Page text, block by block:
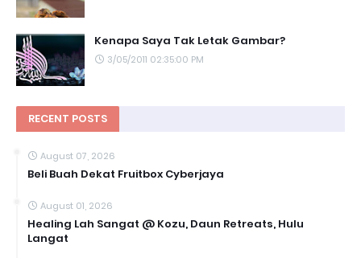
Kenapa Saya Tak Letak Gambar?
3/05/2011 02:35:00 PM
RECENT POSTS
August 07, 2026
Beli Buah Dekat Fruitbox Cyberjaya
August 01, 2026
Healing Lah Sangat @ Kozu, Daun Retreats, Hulu
Langat